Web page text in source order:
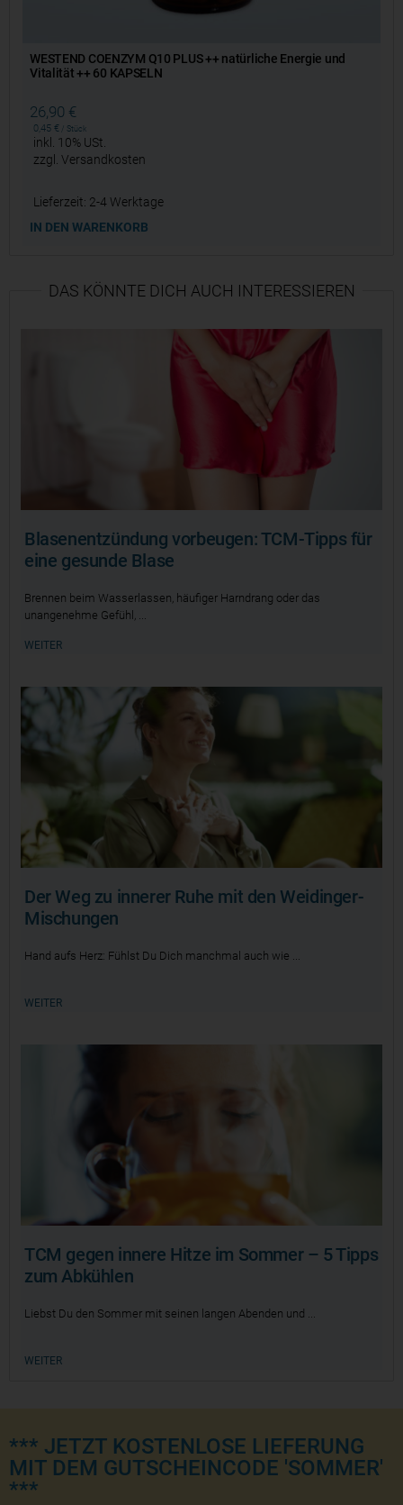
WESTEND COENZYM Q10 PLUS ++ natürliche Energie und
Vitalität ++ 60 KAPSELN
26,90 €
0,45€ Stück
inkl. 10% USt.
zzgl.Versandkosten
Lieferzeit: 2-4 Werktage
IN DEN WARENKORB
DAS KÖNNTE DICH AUCH INTERESSIEREN
Blasenentzündung vorbeugen: TCM-Tipps für
eine gesunde Blase
Brennen beim Wasserlassen, häufiger Harndrang oder das
unangenehme Gefühl,
WEITER
Der Weg zu innerer Ruhe mit den Weidinger-
Mischungen
Hand aufs Herz: Fühlst Du Dich manchmal auch wie
WEITER
TCM gegen innere Hitze im Sommer – 5 Tipps
zum Abkühlen
Liebst Du den Sommer mit seinen langen Abenden und
WEITER
*** JETZT KOSTENLOSE LIEFERUNG
MIT DEM GUTSCHEINCODE 'SOMMER'
***